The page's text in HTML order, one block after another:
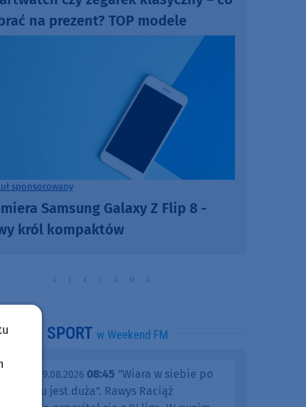
na prezent? TOP modele
sponsorowany
Samsung Galaxy Z Flip 8 -
król kompaktów
SPORT w Weekend FM
09.08.2026 08:45 "Wiara w siebie po
meczu jest duża". Rawys Raciąż